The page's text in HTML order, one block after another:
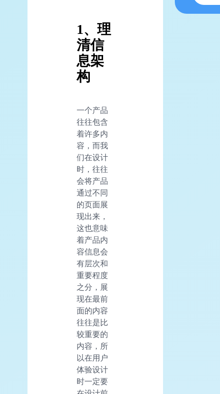
1、理
清信
息架
构
一个产品
往往包含
着许多内
容，而我
们在设计
时，往往
会将产品
通过不同
的页面展
现出来，
这也意味
着产品内
容信息会
有层次和
重要程度
之分，展
现在最前
面的内容
往往是比
较重要的
内容，所
以在用户
体验设计
时一定要